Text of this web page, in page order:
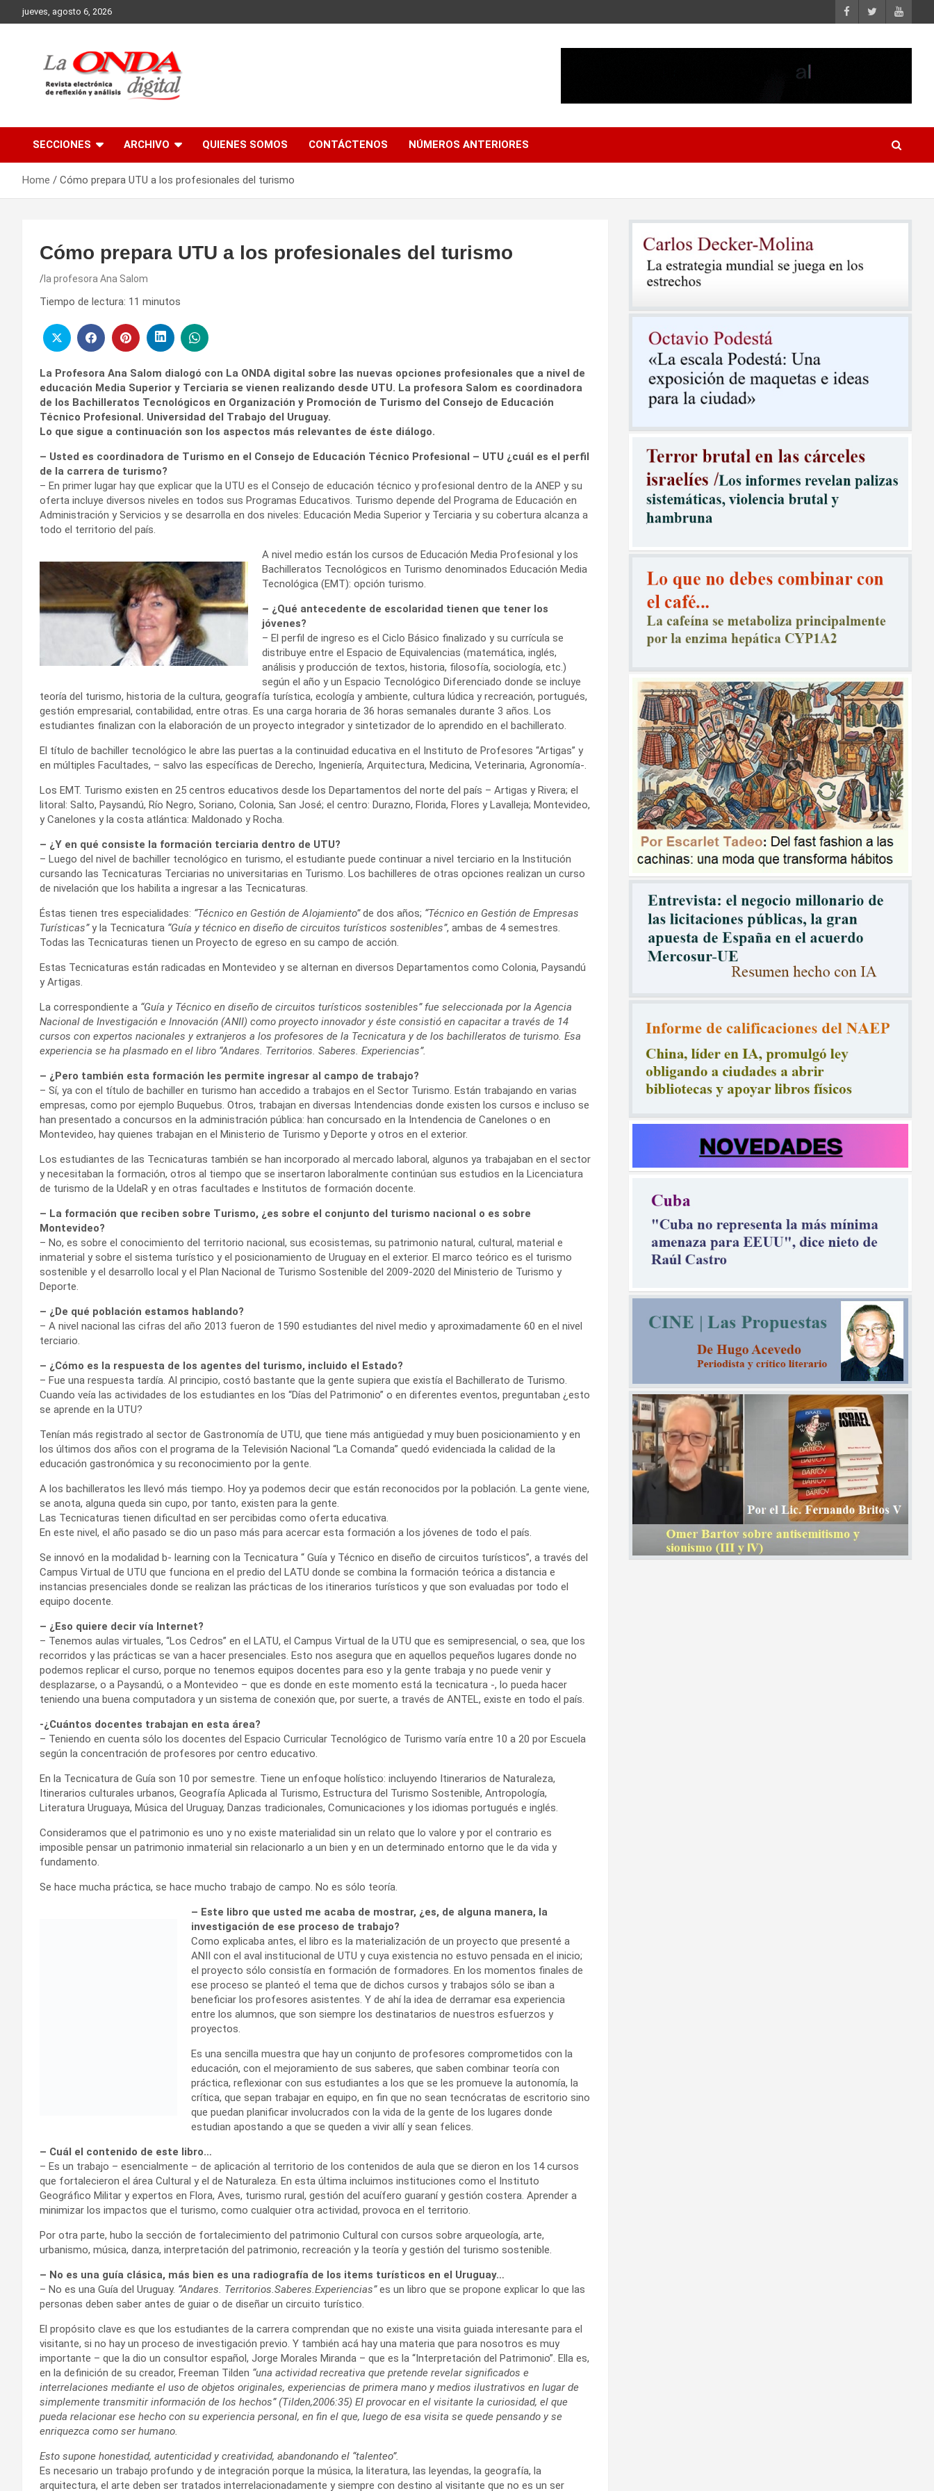
to
jueves, agosto 6, 2026
SECCIONES ARCHIVO QUIENES SOMOS CONTÁCTENOS NÚMEROS ANTERIORES
Home Cómo prepara UTU a los profesionales del turismo
Cómo prepara UTU a los profesionales del turismo
la profesora Ana Salom
Tiempo de lectura: 11 minutos
La Profesora Ana Salom dialogó con La ONDA digital sobre las nuevas opciones profesionales que a nivel de
educación Media Superior y Terciaria se vienen realizando desde UTU. La profesora Salom es coordinadora
de los Bachilleratos Tecnológicos en Organización y Promoción de Turismo del Consejo de Educación
Técnico Profesional. Universidad del Trabajo del Uruguay.
Lo que sigue a continuación son los aspectos más relevantes de éste diálogo.
– Usted es coordinadora de Turismo en el Consejo de Educación Técnico Profesional – UTU ¿cuál es el perfil
de la carrera de turismo?
– En primer lugar hay que explicar que la UTU es el Consejo de educación técnico y profesional dentro de la ANEP y su
oferta incluye diversos niveles en todos sus Programas Educativos. Turismo depende del Programa de Educación en
Administración y Servicios y se desarrolla en dos niveles: Educación Media Superior y Terciaria y su cobertura alcanza a
todo el territorio del país.
A nivel medio están los cursos de Educación Media Profesional y los
Bachilleratos Tecnológicos en Turismo denominados Educación Media
Tecnológica (EMT): opción turismo.
– ¿Qué antecedente de escolaridad tienen que tener los
jóvenes?
– El perfil de ingreso es el Ciclo Básico finalizado y su currícula se
distribuye entre el Espacio de Equivalencias (matemática, inglés,
análisis y producción de textos, historia, filosofía, sociología, etc.)
según el año y un Espacio Tecnológico Diferenciado donde se incluye
teoría del turismo, historia de la cultura, geografía turística, ecología y ambiente, cultura lúdica y recreación, portugués,
gestión empresarial, contabilidad, entre otras. Es una carga horaria de 36 horas semanales durante 3 años. Los
estudiantes finalizan con la elaboración de un proyecto integrador y sintetizador de lo aprendido en el bachillerato.
El título de bachiller tecnológico le abre las puertas a la continuidad educativa en el Instituto de Profesores “Artigas” y
en múltiples Facultades, – salvo las específicas de Derecho, Ingeniería, Arquitectura, Medicina, Veterinaria, Agronomía-.
Los EMT. Turismo existen en 25 centros educativos desde los Departamentos del norte del país – Artigas y Rivera; el
litoral: Salto, Paysandú, Río Negro, Soriano, Colonia, San José; el centro: Durazno, Florida, Flores y Lavalleja; Montevideo,
y Canelones y la costa atlántica: Maldonado y Rocha.
– ¿Y en qué consiste la formación terciaria dentro de UTU?
– Luego del nivel de bachiller tecnológico en turismo, el estudiante puede continuar a nivel terciario en la Institución
cursando las Tecnicaturas Terciarias no universitarias en Turismo. Los bachilleres de otras opciones realizan un curso
de nivelación que los habilita a ingresar a las Tecnicaturas.
Éstas tienen tres especialidades: “Técnico en Gestión de Alojamiento”de dos años; “Técnico en Gestión de Empresas
Turísticas”y la Tecnicatura “Guía y técnico en diseño de circuitos turísticos sostenibles”, ambas de 4 semestres.
Todas las Tecnicaturas tienen un Proyecto de egreso en su campo de acción.
Estas Tecnicaturas están radicadas en Montevideo y se alternan en diversos Departamentos como Colonia, Paysandú
y Artigas.
La correspondiente a “Guía y Técnico en diseño de circuitos turísticos sostenibles” fue seleccionada por la Agencia
Nacional de Investigación e Innovación (ANII) como proyecto innovador y éste consistió en capacitar a través de 14
cursos con expertos nacionales y extranjeros a los profesores de la Tecnicatura y de los bachilleratos de turismo. Esa
experiencia se ha plasmado en el libro “Andares. Territorios. Saberes. Experiencias”.
– ¿Pero también esta formación les permite ingresar al campo de trabajo?
– Sí, ya con el título de bachiller en turismo han accedido a trabajos en el Sector Turismo. Están trabajando en varias
empresas, como por ejemplo Buquebus. Otros, trabajan en diversas Intendencias donde existen los cursos e incluso se
han presentado a concursos en la administración pública: han concursado en la Intendencia de Canelones o en
Montevideo, hay quienes trabajan en el Ministerio de Turismo y Deporte y otros en el exterior.
Los estudiantes de las Tecnicaturas también se han incorporado al mercado laboral, algunos ya trabajaban en el sector
y necesitaban la formación, otros al tiempo que se insertaron laboralmente continúan sus estudios en la Licenciatura
de turismo de la UdelaR y en otras facultades e Institutos de formación docente.
– La formación que reciben sobre Turismo, ¿es sobre el conjunto del turismo nacional o es sobre
Montevideo?
– No, es sobre el conocimiento del territorio nacional, sus ecosistemas, su patrimonio natural, cultural, material e
inmaterial y sobre el sistema turístico y el posicionamiento de Uruguay en el exterior. El marco teórico es el turismo
sostenible y el desarrollo local y el Plan Nacional de Turismo Sostenible del 2009-2020 del Ministerio de Turismo y
Deporte.
– ¿De qué población estamos hablando?
– A nivel nacional las cifras del año 2013 fueron de 1590 estudiantes del nivel medio y aproximadamente 60 en el nivel
terciario.
– ¿Cómo es la respuesta de los agentes del turismo, incluido el Estado?
– Fue una respuesta tardía. Al principio, costó bastante que la gente supiera que existía el Bachillerato de Turismo.
Cuando veía las actividades de los estudiantes en los “Días del Patrimonio” o en diferentes eventos, preguntaban ¿esto
se aprende en la UTU?
Tenían más registrado al sector de Gastronomía de UTU, que tiene más antigüedad y muy buen posicionamiento y en
los últimos dos años con el programa de la Televisión Nacional “La Comanda” quedó evidenciada la calidad de la
educación gastronómica y su reconocimiento por la gente.
A los bachilleratos les llevó más tiempo. Hoy ya podemos decir que están reconocidos por la población. La gente viene,
se anota, alguna queda sin cupo, por tanto, existen para la gente.
Las Tecnicaturas tienen dificultad en ser percibidas como oferta educativa.
En este nivel, el año pasado se dio un paso más para acercar esta formación a los jóvenes de todo el país.
Se innovó en la modalidad b- learning con la Tecnicatura “ Guía y Técnico en diseño de circuitos turísticos”, a través del
Campus Virtual de UTU que funciona en el predio del LATU donde se combina la formación teórica a distancia e
instancias presenciales donde se realizan las prácticas de los itinerarios turísticos y que son evaluadas por todo el
equipo docente.
– ¿Eso quiere decir vía Internet?
– Tenemos aulas virtuales, “Los Cedros” en el LATU, el Campus Virtual de la UTU que es semipresencial, o sea, que los
recorridos y las prácticas se van a hacer presenciales. Esto nos asegura que en aquellos pequeños lugares donde no
podemos replicar el curso, porque no tenemos equipos docentes para eso y la gente trabaja y no puede venir y
desplazarse, o a Paysandú, o a Montevideo – que es donde en este momento está la tecnicatura -, lo pueda hacer
teniendo una buena computadora y un sistema de conexión que, por suerte, a través de ANTEL, existe en todo el país.
-¿Cuántos docentes trabajan en esta área?
– Teniendo en cuenta sólo los docentes del Espacio Curricular Tecnológico de Turismo varía entre 10 a 20 por Escuela
según la concentración de profesores por centro educativo.
En la Tecnicatura de Guía son 10 por semestre. Tiene un enfoque holístico: incluyendo Itinerarios de Naturaleza,
Itinerarios culturales urbanos, Geografía Aplicada al Turismo, Estructura del Turismo Sostenible, Antropología,
Literatura Uruguaya, Música del Uruguay, Danzas tradicionales, Comunicaciones y los idiomas portugués e inglés.
Consideramos que el patrimonio es uno y no existe materialidad sin un relato que lo valore y por el contrario es
imposible pensar un patrimonio inmaterial sin relacionarlo a un bien y en un determinado entorno que le da vida y
fundamento.
Se hace mucha práctica, se hace mucho trabajo de campo. No es sólo teoría.
– Este libro que usted me acaba de mostrar, ¿es, de alguna manera, la
investigación de ese proceso de trabajo?
Como explicaba antes, el libro es la materialización de un proyecto que presenté a
ANII con el aval institucional de UTU y cuya existencia no estuvo pensada en el inicio;
el proyecto sólo consistía en formación de formadores. En los momentos finales de
ese proceso se planteó el tema que de dichos cursos y trabajos sólo se iban a
beneficiar los profesores asistentes. Y de ahí la idea de derramar esa experiencia
entre los alumnos, que son siempre los destinatarios de nuestros esfuerzos y
proyectos.
Es una sencilla muestra que hay un conjunto de profesores comprometidos con la
educación, con el mejoramiento de sus saberes, que saben combinar teoría con
práctica, reflexionar con sus estudiantes a los que se les promueve la autonomía, la
crítica, que sepan trabajar en equipo, en fin que no sean tecnócratas de escritorio sino
que puedan planificar involucrados con la vida de la gente de los lugares donde
estudian apostando a que se queden a vivir allí y sean felices.
– Cuál el contenido de este libro…
– Es un trabajo – esencialmente – de aplicación al territorio de los contenidos de aula que se dieron en los 14 cursos
que fortalecieron el área Cultural y el de Naturaleza. En esta última incluimos instituciones como el Instituto
Geográfico Militar y expertos en Flora, Aves, turismo rural, gestión del acuífero guaraní y gestión costera. Aprender a
minimizar los impactos que el turismo, como cualquier otra actividad, provoca en el territorio.
Por otra parte, hubo la sección de fortalecimiento del patrimonio Cultural con cursos sobre arqueología, arte,
urbanismo, música, danza, interpretación del patrimonio, recreación y la teoría y gestión del turismo sostenible.
– No es una guía clásica, más bien es una radiografía de los items turísticos en el Uruguay…
– No es una Guía del Uruguay. “Andares. Territorios.Saberes.Experiencias”es un libro que se propone explicar lo que las
personas deben saber antes de guiar o de diseñar un circuito turístico.
El propósito clave es que los estudiantes de la carrera comprendan que no existe una visita guiada interesante para el
visitante, si no hay un proceso de investigación previo. Y también acá hay una materia que para nosotros es muy
importante – que la dio un consultor español, Jorge Morales Miranda – que es la “Interpretación del Patrimonio”. Ella es,
en la definición de su creador, Freeman Tilden “una actividad recreativa que pretende revelar significados e
interrelaciones mediante el uso de objetos originales, experiencias de primera mano y medios ilustrativos en lugar de
simplemente transmitir información de los hechos” (Tilden,2006:35) El provocar en el visitante la curiosidad, el que
pueda relacionar ese hecho con su experiencia personal, en fin el que, luego de esa visita se quede pensando y se
enriquezca como ser humano.
Esto supone honestidad, autenticidad y creatividad, abandonando el “talenteo”.
Es necesario un trabajo profundo y de integración porque la música, la literatura, las leyendas, la geografía, la
arquitectura, el arte deben ser tratados interrelacionadamente y siempre con destino al visitante que no es un ser